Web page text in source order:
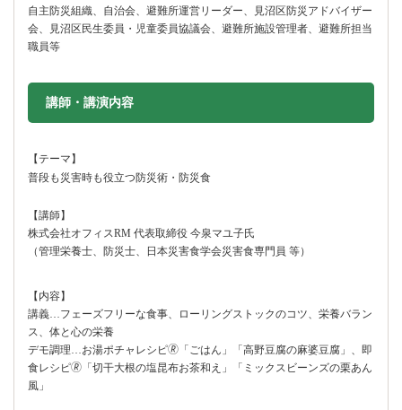
自主防災組織、自治会、避難所運営リーダー、見沼区防災アドバイザー
会、見沼区民生委員・児童委員協議会、避難所施設管理者、避難所担当
職員等
講師・講演内容
【テーマ】
普段も災害時も役立つ防災術・防災食
【講師】
株式会社オフィスRM 代表取締役 今泉マユ子氏
（管理栄養士、防災士、日本災害食学会災害食専門員 等）
【内容】
講義…フェーズフリーな食事、ローリングストックのコツ、栄養バラン
ス、体と心の栄養
デモ調理…お湯ポチャレシピ🄬「ごはん」「高野豆腐の麻婆豆腐」、即
食レシピ🄬「切干大根の塩昆布お茶和え」「ミックスビーンズの栗あん
風」